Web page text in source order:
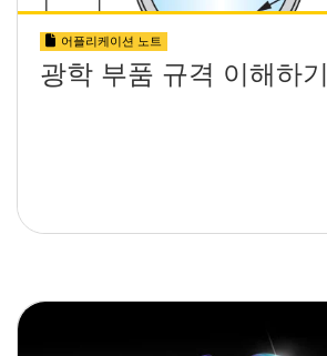
어플리케이션 노트
광학 부품 규격 이해하기